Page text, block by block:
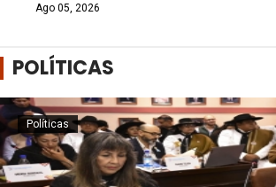
Ago 05, 2026
POLÍTICAS
Políticas